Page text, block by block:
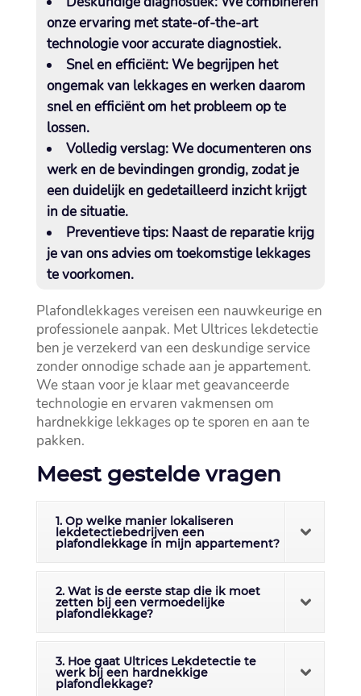
onze ervaring met state-of-the-art
technologie voor accurate diagnostiek.​
Snel en efficiënt:We begrijpen het
ongemak van lekkages en werken daarom
snel en efficiënt om het probleem op te
lossen.​
Volledig verslag:We documenteren ons
werk en de bevindingen grondig, zodat je
een duidelijk en gedetailleerd inzicht krijgt
in de situatie.​
Preventieve tips:Naast de reparatie krijg
je van ons advies om toekomstige lekkages
te voorkomen.​
Plafondlekkages vereisen een nauwkeurige en
professionele aanpak.​ Met Ultrices lekdetectie
ben je verzekerd van een deskundige service
zonder onnodige schade aan je appartement.​
We staan voor je klaar met geavanceerde
technologie en ervaren vakmensen om
hardnekkige lekkages op te sporen en aan te
pakken.​
Meest gestelde vragen
1. Op welke manier lokaliseren
lekdetectiebedrijven een
plafondlekkage in mijn appartement?
2. Wat is de eerste stap die ik moet
zetten bij een vermoedelijke
plafondlekkage?
3. Hoe gaat Ultrices Lekdetectie te
werk bij een hardnekkige
plafondlekkage?